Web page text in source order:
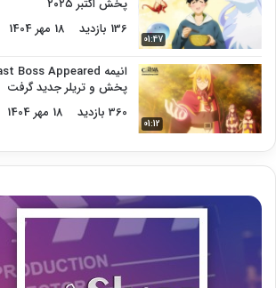
01:47
136 بازدید
18 مهر 1404
01:12
پخش و تریلر جدید گرفت
360 بازدید
18 مهر 1404